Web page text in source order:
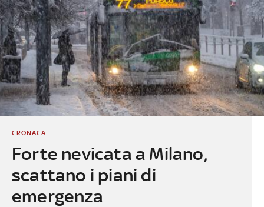
Forte nevicata a Milano,
scattano i piani di
emergenza
CRONACA